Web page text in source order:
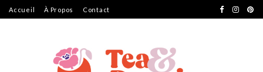
Accueil À Propos Contact